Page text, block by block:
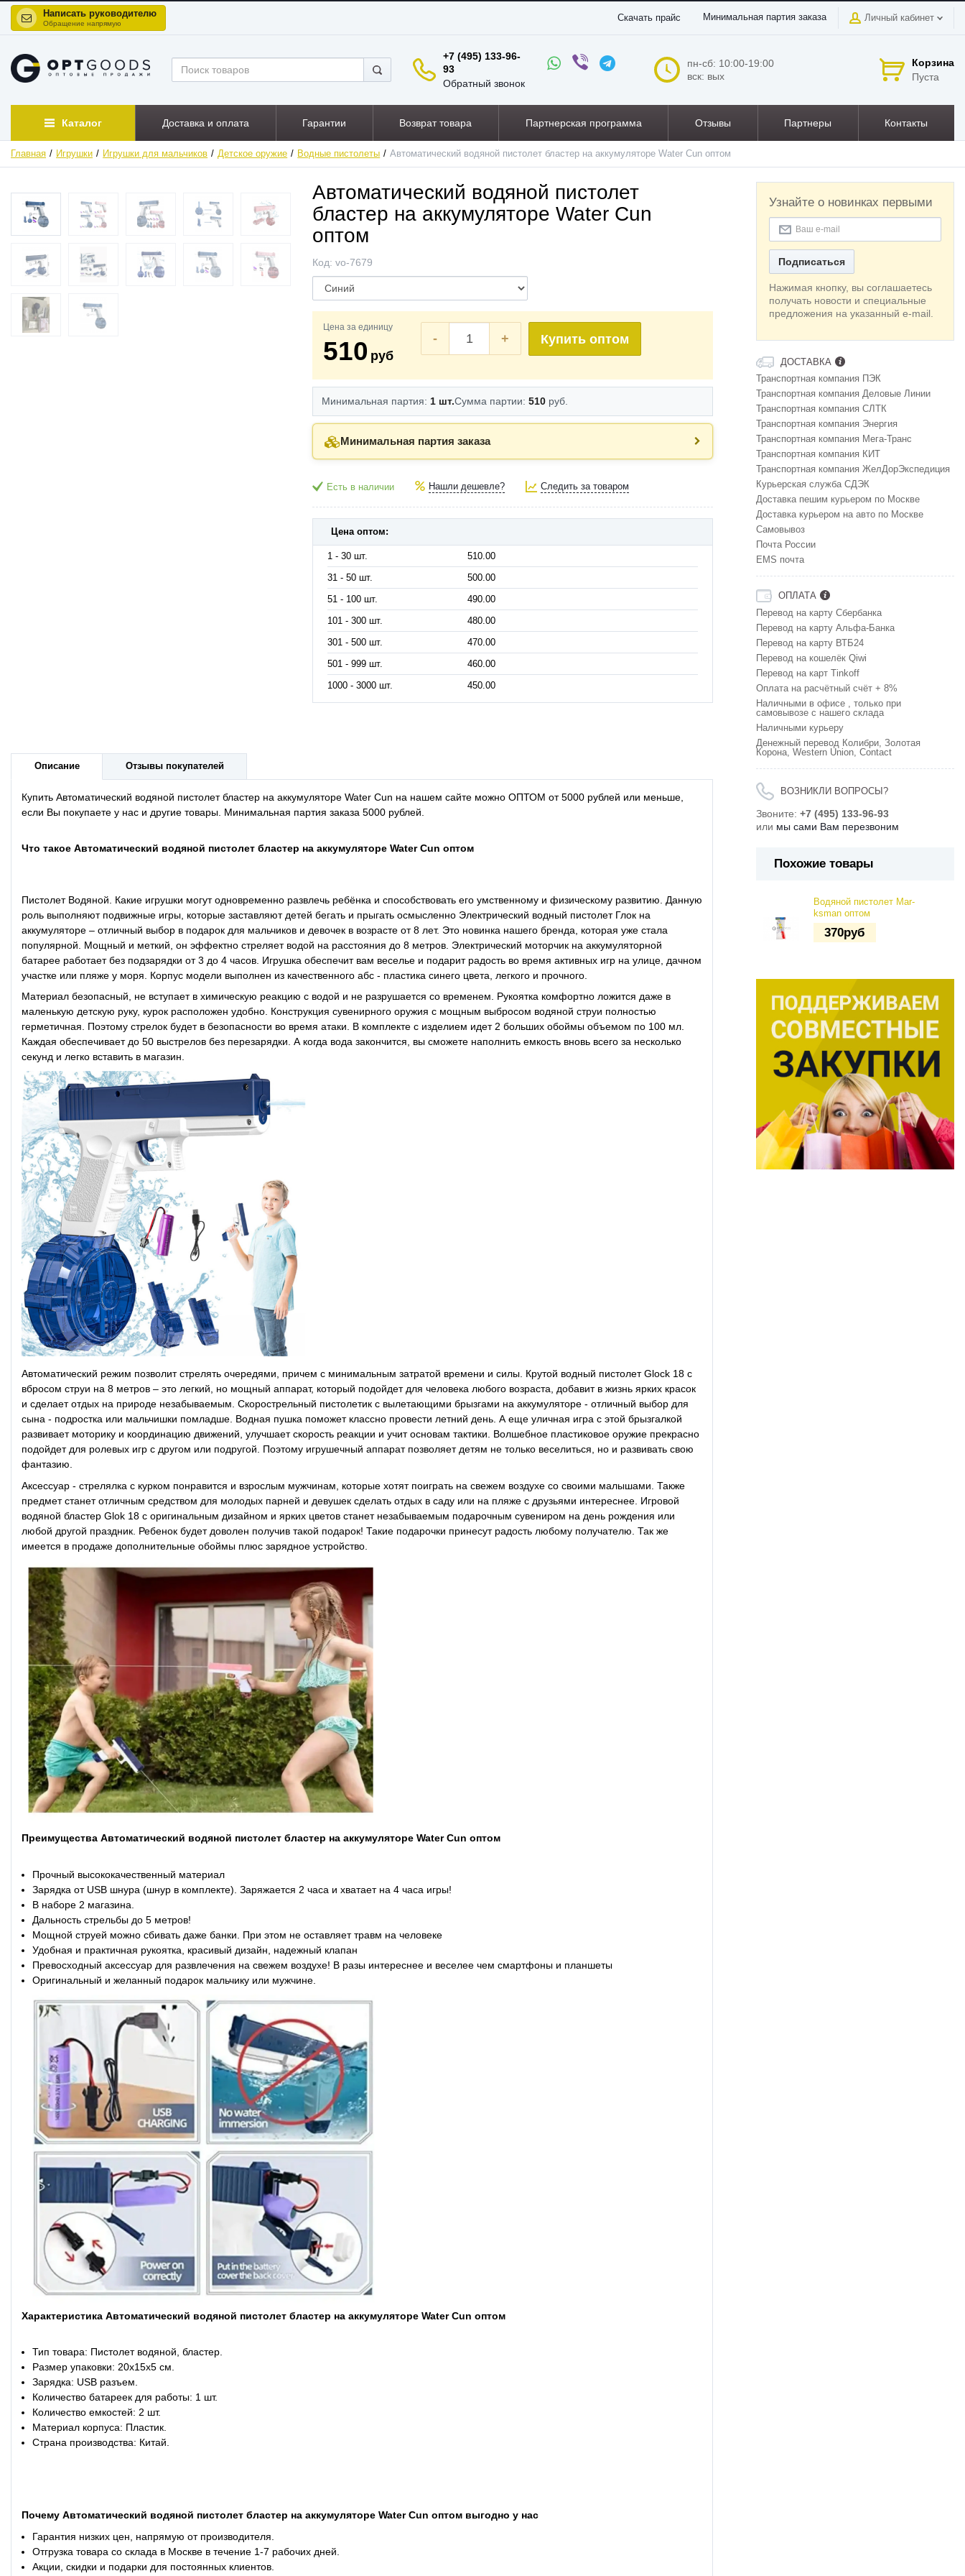
Написать руководителю
Обращение напрямую
Скачать прайс Минимальная партия заказа Личный кабинет
+7 (495) 133-96-
93
Обратный звонок
пн-сб: 10:00-19:00
вск: вых
Корзина
Пуста
Каталог Доставка и оплата Гарантии Возврат товара Партнерская программа Отзывы Партнеры Контакты
Главная Игрушки Игрушки для мальчиков Детское оружие Водные пистолеты Автоматический водяной пистолет бластер на аккумуляторе Water Cun оптом
ХИТ
НОВИНКА
Автоматический водяной пистолет
бластер на аккумуляторе Water Cun
оптом
Код: vo-7679
Цена за единицу
510 руб
- + Купить оптом
Минимальная партия: 1 шт.Сумма партии: 510 руб.
Минимальная партия заказа
Есть в наличии Нашли дешевле? Следить за товаром
Цена оптом:
1 - 30 шт.
510.00
31 - 50 шт.
500.00
51 - 100 шт.
490.00
101 - 300 шт.
480.00
301 - 500 шт.
470.00
501 - 999 шт.
460.00
1000 - 3000 шт.
450.00
Описание Отзывы покупателей
Купить Автоматический водяной пистолет бластер на аккумуляторе Water Cun на нашем сайте можно ОПТОМ от 5000 рублей или меньше,
если Вы покупаете у нас и другие товары. Минимальная партия заказа 5000 рублей.
Что такое Автоматический водяной пистолет бластер на аккумуляторе Water Cun оптом
Пистолет Водяной. Какие игрушки могут одновременно развлечь ребёнка и способствовать его умственному и физическому развитию. Данную
роль выполняют подвижные игры, которые заставляют детей бегать и прыгать осмысленно Электрический водный пистолет Глок на
аккумуляторе – отличный выбор в подарок для мальчиков и девочек в возрасте от 8 лет. Это новинка нашего бренда, которая уже стала
популярной. Мощный и меткий, он эффектно стреляет водой на расстояния до 8 метров. Электрический моторчик на аккумуляторной
батарее работает без подзарядки от 3 до 4 часов. Игрушка обеспечит вам веселье и подарит радость во время активных игр на улице, дачном
участке или пляже у моря. Корпус модели выполнен из качественного абс - пластика синего цвета, легкого и прочного.
Материал безопасный, не вступает в химическую реакцию с водой и не разрушается со временем. Рукоятка комфортно ложится даже в
маленькую детскую руку, курок расположен удобно. Конструкция сувенирного оружия с мощным выбросом водяной струи полностью
герметичная. Поэтому стрелок будет в безопасности во время атаки. В комплекте с изделием идет 2 больших обоймы объемом по 100 мл.
Каждая обеспечивает до 50 выстрелов без перезарядки. А когда вода закончится, вы сможете наполнить емкость вновь всего за несколько
секунд и легко вставить в магазин.
Автоматический режим позволит стрелять очередями, причем с минимальным затратой времени и силы. Крутой водный пистолет Glock 18 с
вбросом струи на 8 метров – это легкий, но мощный аппарат, который подойдет для человека любого возраста, добавит в жизнь ярких красок
и сделает отдых на природе незабываемым. Скорострельный пистолетик с вылетающими брызгами на аккумуляторе - отличный выбор для
сына - подростка или мальчишки помладше. Водная пушка поможет классно провести летний день. А еще уличная игра с этой брызгалкой
развивает моторику и координацию движений, улучшает скорость реакции и учит основам тактики. Волшебное пластиковое оружие прекрасно
подойдет для ролевых игр с другом или подругой. Поэтому игрушечный аппарат позволяет детям не только веселиться, но и развивать свою
фантазию.
Аксессуар - стрелялка с курком понравится и взрослым мужчинам, которые хотят поиграть на свежем воздухе со своими малышами. Также
предмет станет отличным средством для молодых парней и девушек сделать отдых в саду или на пляже с друзьями интереснее. Игровой
водяной бластер Glok 18 с оригинальным дизайном и ярких цветов станет незабываемым подарочным сувениром на день рождения или
любой другой праздник. Ребенок будет доволен получив такой подарок! Такие подарочки принесут радость любому получателю. Так же
имеется в продаже дополнительные обоймы плюс зарядное устройство.
Преимущества Автоматический водяной пистолет бластер на аккумуляторе Water Cun оптом
Прочный высококачественный материал
Зарядка от USB шнура (шнур в комплекте). Заряжается 2 часа и хватает на 4 часа игры!
В наборе 2 магазина.
Дальность стрельбы до 5 метров!
Мощной струей можно сбивать даже банки. При этом не оставляет травм на человеке
Удобная и практичная рукоятка, красивый дизайн, надежный клапан
Превосходный аксессуар для развлечения на свежем воздухе! В разы интереснее и веселее чем смартфоны и планшеты
Оригинальный и желанный подарок мальчику или мужчине.
Характеристика Автоматический водяной пистолет бластер на аккумуляторе Water Cun оптом
Тип товара: Пистолет водяной, бластер.
Размер упаковки: 20х15х5 см.
Зарядка: USB разъем.
Количество батареек для работы: 1 шт.
Количество емкостей: 2 шт.
Материал корпуса: Пластик.
Страна производства: Китай.
Почему Автоматический водяной пистолет бластер на аккумуляторе Water Cun оптом выгодно у нас
Гарантия низких цен, напрямую от производителя.
Отгрузка товара со склада в Москве в течение 1-7 рабочих дней.
Акции, скидки и подарки для постоянных клиентов.
Узнайте о новинках первыми
Подписаться
Нажимая кнопку, вы соглашаетесь
получать новости и специальные
предложения на указанный e-mail.
ДОСТАВКА
Транспортная компания ПЭК
Транспортная компания Деловые Линии
Транспортная компания СЛТК
Транспортная компания Энергия
Транспортная компания Мега-Транс
Транспортная компания КИТ
Транспортная компания ЖелДорЭкспедиция
Курьерская служба СДЭК
Доставка пешим курьером по Москве
Доставка курьером на авто по Москве
Самовывоз
Почта России
EMS почта
ОПЛАТА
Перевод на карту Сбербанка
Перевод на карту Альфа-Банка
Перевод на карту ВТБ24
Перевод на кошелёк Qiwi
Перевод на карт Tinkoff
Оплата на расчётный счёт + 8%
Наличными в офисе , только при
самовывозе с нашего склада
Наличными курьеру
Денежный перевод Колибри, Золотая
Корона, Western Union, Contact
ВОЗНИКЛИ ВОПРОСЫ?
Звоните: +7 (495) 133-96-93
или мы сами Вам перезвоним
Похожие товары
Водяной пистолет Mar-
ksman оптом
370руб